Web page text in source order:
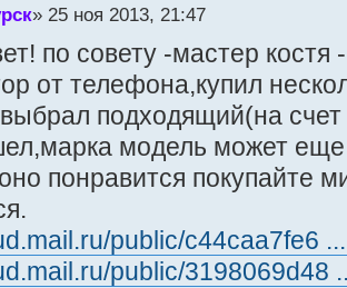
» 25 ноя 2013, 21:47
по совету -мастер
от телефона,купил
подходящий(на счет
модель может
понравится покупайте
public/c44caa7fe6
public/3198069d48